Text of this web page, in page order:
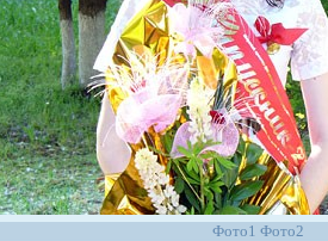
Фото1 Фото2